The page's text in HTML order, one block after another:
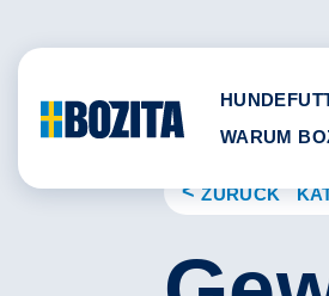
WARUM
ZURÜCK